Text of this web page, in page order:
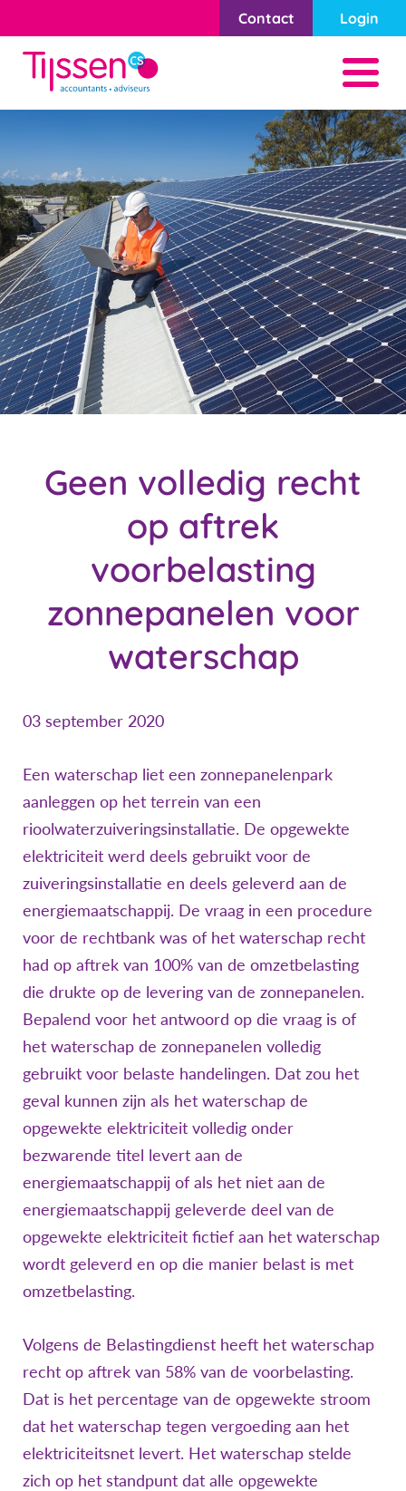
Contact Login
Geen volledig recht
op aftrek
voorbelasting
zonnepanelen voor
waterschap
03 september 2020
Een waterschap liet een zonnepanelenpark
aanleggen op het terrein van een
rioolwaterzuiveringsinstallatie. De opgewekte
elektriciteit werd deels gebruikt voor de
zuiveringsinstallatie en deels geleverd aan de
energiemaatschappij. De vraag in een procedure
voor de rechtbank was of het waterschap recht
had op aftrek van 100% van de omzetbelasting
die drukte op de levering van de zonnepanelen.
Bepalend voor het antwoord op die vraag is of
het waterschap de zonnepanelen volledig
gebruikt voor belaste handelingen. Dat zou het
geval kunnen zijn als het waterschap de
opgewekte elektriciteit volledig onder
bezwarende titel levert aan de
energiemaatschappij of als het niet aan de
energiemaatschappij geleverde deel van de
opgewekte elektriciteit fictief aan het waterschap
wordt geleverd en op die manier belast is met
omzetbelasting.
Volgens de Belastingdienst heeft het waterschap
recht op aftrek van 58% van de voorbelasting.
Dat is het percentage van de opgewekte stroom
dat het waterschap tegen vergoeding aan het
elektriciteitsnet levert. Het waterschap stelde
zich op het standpunt dat alle opgewekte